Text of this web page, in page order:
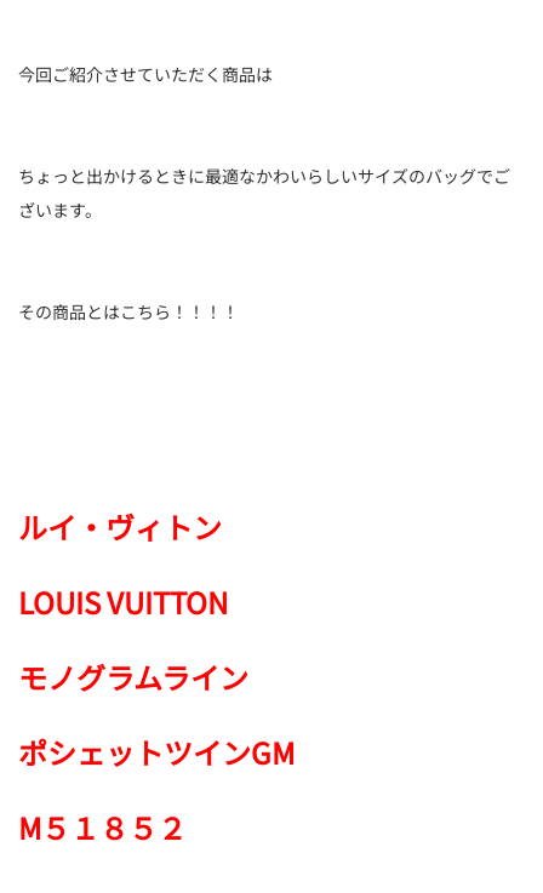
今回ご紹介させていただく商品は
ちょっと出かけるときに最適なかわいらしいサイズのバッグでご
ざいます。
その商品とはこちら！！！！
ルイ・ヴィトン
LOUIS VUITTON
モノグラムライン
ポシェットツインGM
M５１８５２